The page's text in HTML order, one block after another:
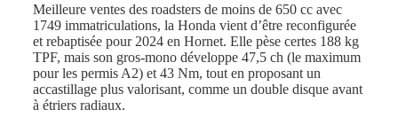
Meilleure ventes des roadsters de moins de 650 cc avec
1749 immatriculations, la Honda vient d’être reconfigurée
et rebaptisée pour 2024 en Hornet. Elle pèse certes 188 kg
TPF, mais son gros-mono développe 47,5 ch (le maximum
pour les permis A2) et 43 Nm, tout en proposant un
accastillage plus valorisant, comme un double disque avant
à étriers radiaux.